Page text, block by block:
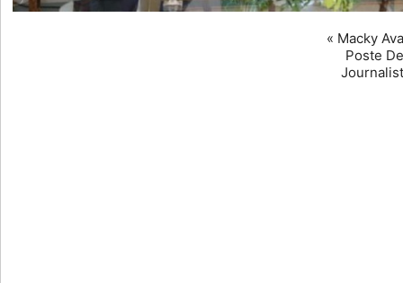
« Macky
Poste